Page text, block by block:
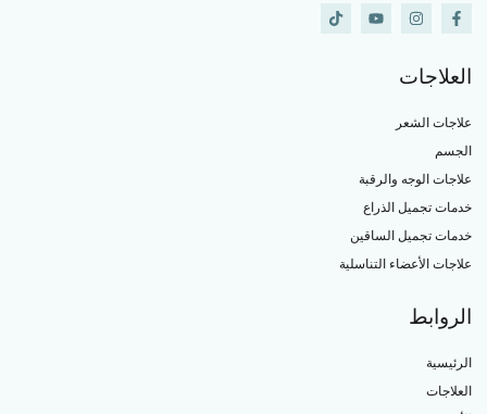
العلاجات
علاجات الشعر
الجسم
علاجات الوجه والرقبة
خدمات تجميل الذراع
خدمات تجميل الساقين
علاجات الأعضاء التناسلية
الروابط
الرئيسية
العلاجات